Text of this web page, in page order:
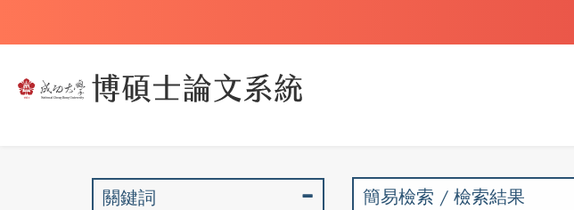
簡易檢索 / 檢索結果
關鍵詞